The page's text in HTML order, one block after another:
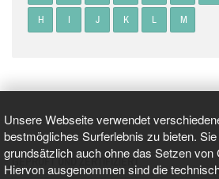
Unsere Webseite verwendet
bestmögliches Surferlebnis zu bieten.
grundsätzlich auch ohne das Setzen von
Hiervon ausgenommen sind die
H I J K L M
GEPRÜFT UND ZERTIFIZIERT